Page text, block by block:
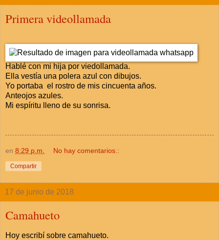
Primera videollamada
Hablé con mi hija por viedollamada.
Ella vestía una polera azul con dibujos.
Yo portaba el rostro de mis cincuenta años.
Anteojos azules.
Mi espíritu lleno de su sonrisa.
en 8:29 p.m. No hay comentarios.:
Compartir
17 de junio de 2018
Camahueto
Hoy escribí sobre camahueto.